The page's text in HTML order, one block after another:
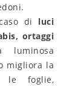
di luci
ortaggi
luminosa
migliora la
le foglie,